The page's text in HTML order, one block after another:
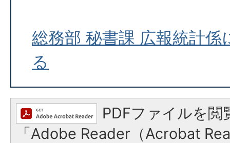
総務部 秘書課 広報統計係
る
PDFファイルを閲
「Adobe Reader（Acrobat